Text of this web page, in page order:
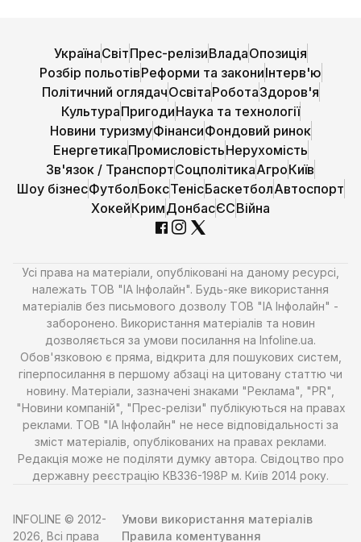
УкраїнаСвітПрес-релізиВладаОпозиція
Розбір польотівРеформи та закониІнтерв'ю
Політичний оглядачОсвітаРоботаЗдоров'я
КультураПригодиНаука та технології
Новини туризмуФінансиФондовий ринок
ЕнергетикаПромисловістьНерухомість
Зв'язок / ТранспортСоцполітикаАгроКиїв
Шоу бізнесФутболБоксТенісБаскетболАвтоспорт
ХокейКримДонбасЄСВійна
Усі права на матеріали, опубліковані на даному ресурсі,
належать ТОВ "ІА Інфолайн". Будь-яке використання
матеріалів без письмового дозволу ТОВ "ІА Інфолайн" -
заборонено. Використання матеріалів та новин
дозволяється за умови посилання на Infoline.ua.
Обов'язковою є пряма, відкрита для пошукових систем,
гіперпосилання в першому абзаці на цитовану статтю чи
новину. Матеріали, зазначені знаками "Реклама", "PR",
"Новини компаній", "Прес-релізи" публікуються на правах
реклами. ТОВ "ІА Інфолайн" не несе відповідальності за
зміст матеріалів, опублікованих на правах реклами.
Редакція може не поділяти думку автора. Свідоцтво про
державну реєстрацію КВ336-198Р м. Київ 2014 року.
INFOLINE © 2012-
2026, Всі права
Умови використання матеріалів
Правила коментування